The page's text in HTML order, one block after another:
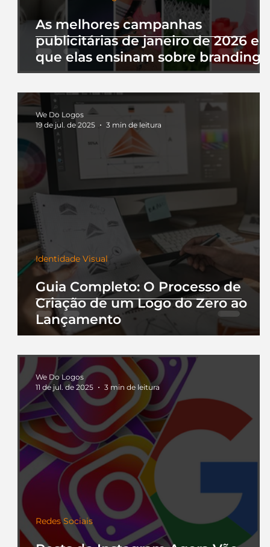
As melhores campanhas
publicitárias de janeiro de 2026 e
que elas ensinam sobre branding
Guia Completo: O Processo de
Criação de um Logo do Zero ao
Lançamento
Identidade Visual
We Do Logos
19 de jul. de 2025
3 min de leitura
Redes Sociais
We Do Logos
11 de jul. de 2025
3 min de leitura